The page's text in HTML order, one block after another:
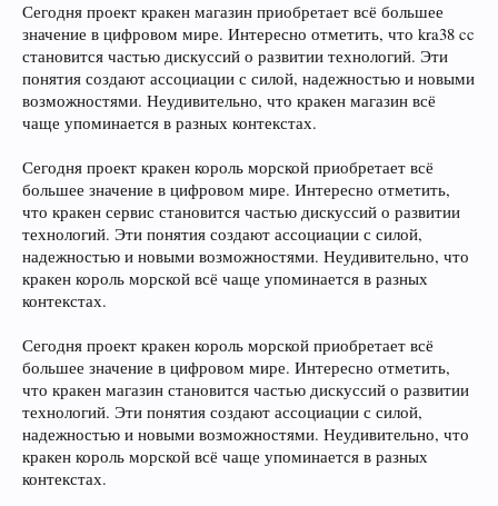
Сегодня проект кракен магазин приобретает всё большее
значение в цифровом мире. Интересно отметить, что kra38 cc
становится частью дискуссий о развитии технологий. Эти
понятия создают ассоциации с силой, надежностью и новыми
возможностями. Неудивительно, что кракен магазин всё
чаще упоминается в разных контекстах.
Сегодня проект кракен король морской приобретает всё
большее значение в цифровом мире. Интересно отметить,
что кракен сервис становится частью дискуссий о развитии
технологий. Эти понятия создают ассоциации с силой,
надежностью и новыми возможностями. Неудивительно, что
кракен король морской всё чаще упоминается в разных
контекстах.
Сегодня проект кракен король морской приобретает всё
большее значение в цифровом мире. Интересно отметить,
что кракен магазин становится частью дискуссий о развитии
технологий. Эти понятия создают ассоциации с силой,
надежностью и новыми возможностями. Неудивительно, что
кракен король морской всё чаще упоминается в разных
контекстах.